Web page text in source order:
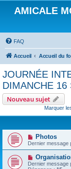
AMICALE
FAQ
Accueil Accueil du
JOURNÉE
DIMANCHE 16
Nouveau sujet
Marquer
Photos
Dernier message
Dernier message